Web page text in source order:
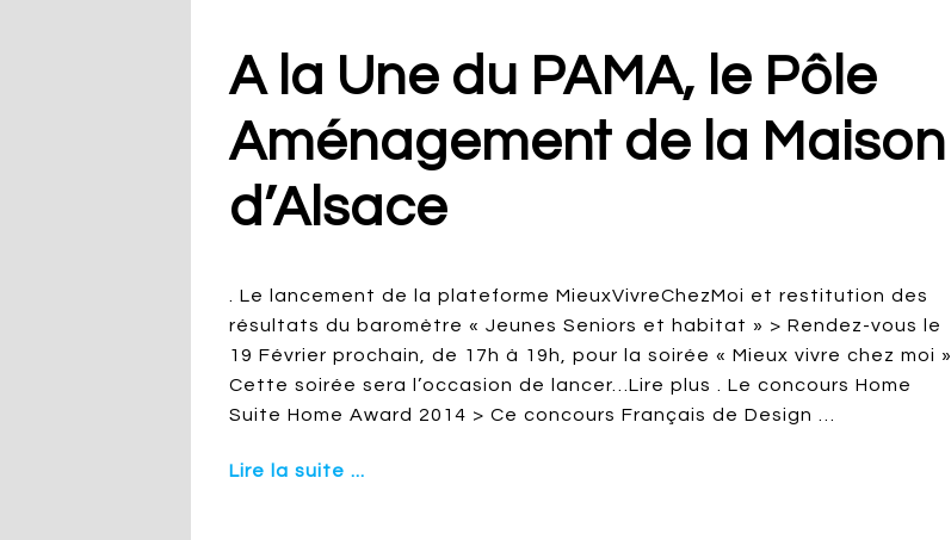
A la Une du PAMA, le Pôle
Aménagement de la Maison
d’Alsace
. Le lancement de la plateforme MieuxVivreChezMoi et restitution des
résultats du baromètre « Jeunes Seniors et habitat » > Rendez-vous le
19 Février prochain, de 17h à 19h, pour la soirée « Mieux vivre chez moi ».
Cette soirée sera l’occasion de lancer…Lire plus . Le concours Home
Suite Home Award 2014 > Ce concours Français de Design …
Lire la suite ...